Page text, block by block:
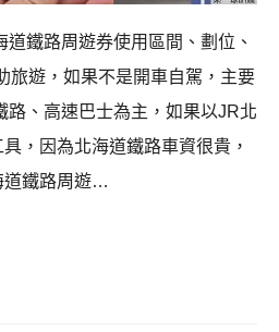
鐵路周遊券使用區間、劃位、
旅遊，如果不是開車自駕，主要
路、高速巴士為主，如果以JR北
，因為北海道鐵路車資很貴，
道鐵路周遊…